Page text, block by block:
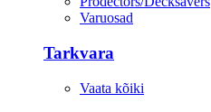
Varuosad
Tarkvara
Vaata kõiki